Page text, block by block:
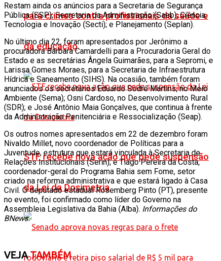
para crimes contra profissionais da saúde e
da educação
STF recebe nova ação que pede suspensão
da Lei da Dosimetria
Restam ainda os anúncios para a Secretaria de Segurança
Pública (SSP); Secretaria da Administração (Saeb); Ciência,
Tecnologia e Inovação (Secti); e Planejamento (Seplan).
No último dia 22, foram apresentados por Jerônimo a
procuradora Bárbara Camardelli para a Procuradoria Geral do
Estado e as secretárias Ângela Guimarães, para a Sepromi, e
Larissa Gomes Moraes, para a Secretaria de Infraestrutura
Hídrica e Saneamento (SIHS). Na ocasião, também foram
anunciados os secretários Eduardo Sodré Martins, no Meio
Ambiente (Sema); Osni Cardoso, no Desenvolvimento Rural
(SDR); e José Antônio Maia Gonçalves, que continua à frente
da Administração Penitenciária e Ressocialização (Seap).
Os outros nomes apresentados em 22 de dezembro foram
Nivaldo Millet, novo coordenador de Políticas para a
Juventude, estrutura que estará vinculada à Secretaria de
Relações Institucionais (Serin); e Tiago Pereira da Costa,
coordenador-geral do Programa Bahia sem Fome, setor
criado na reforma administrativa e que estará ligado à Casa
Civil. O deputado estadual Rosemberg Pinto (PT), presente
no evento, foi confirmado como líder do Governo na
Assembleia Legislativa da Bahia (Alba). Informações do
BNews.
VEJATAMBÉM